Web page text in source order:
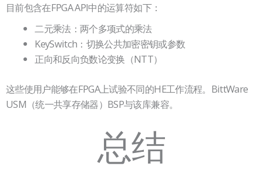
目前包含在FPGA API中的运算符如下：
二元乘法：两个多项式的乘法
KeySwitch：切换公共加密密钥或参数
正向和反向负数论变换（NTT）
这些使用户能够在FPGA上试验不同的HE工作流程。BittWare
USM（统一共享存储器）BSP与该库兼容。
总结